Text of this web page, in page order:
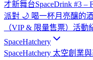
才新舞台SpaceDrink #3 –
派對 🌙 喝一杯月亮釀的酒
（VIP & 限量售票） 活動
SpaceHatchery
SpaceHatchery 太空創業